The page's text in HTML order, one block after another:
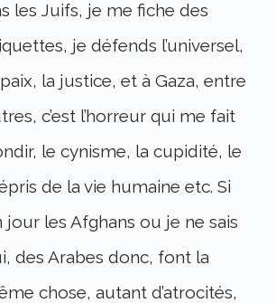
les Juifs, je me fiche des
je défends l’universel,
la justice, et à Gaza, entre
c’est l’horreur qui me fait
le cynisme, la cupidité, le
de la vie humaine etc. Si
jour les Afghans ou je ne sais
des Arabes donc, font la
chose, autant d’atrocités,